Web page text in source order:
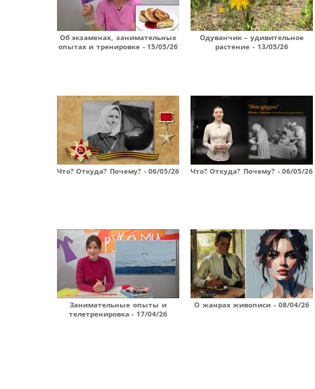
Об экзаменах, занимательных
опытах и тренировке - 15/05/26
Одуванчик – удивительное
растение - 13/05/26
Что? Откуда? Почему? - 06/05/26 Что? Откуда? Почему? - 06/05/26
Занимательные опыты и
телетренировка - 17/04/26
О жанрах живописи - 08/04/26